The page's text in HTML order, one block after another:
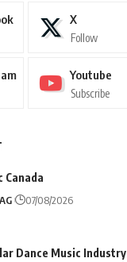
X
Follow
Youtube
Subscribe
Canada
07/08/2026
Dance Music Industry